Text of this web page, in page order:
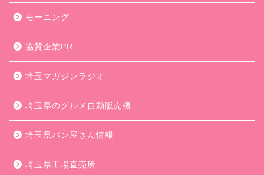
モーニング
協賛企業PR
埼玉マガジンラジオ
埼玉県のグルメ自動販売機
埼玉県パン屋さん情報
埼玉県工場直売所